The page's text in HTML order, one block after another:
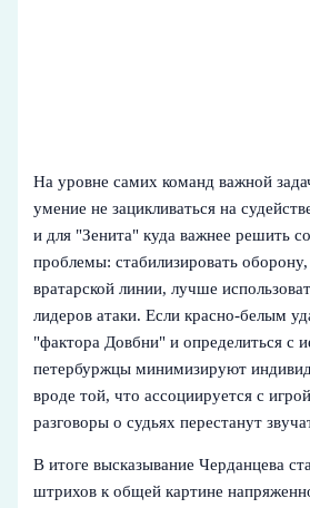
На уровне самих команд важной
умение не зацикливаться на
и для "Зенита" куда важнее решить
проблемы: стабилизировать
вратарской линии, лучше
лидеров атаки. Если красно‑белым
"фактора Довбни" и определиться с
петербуржцы минимизируют
вроде той, что ассоциируется с
разговоры о судьях перестанут
В итоге высказывание Черданцева
штрихов к общей картине